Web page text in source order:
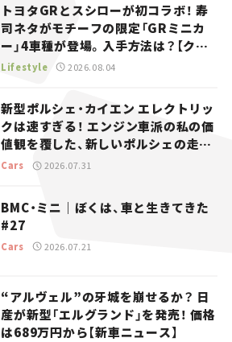
トヨタGRとスシローが初コラボ！ 寿
司ネタがモチーフの限定「GRミニカ
ー」4車種が登場。入手方法は？【クル
マとホビー】
Lifestyle 2026.08.04
新型ポルシェ・カイエン エレクトリッ
クは速すぎる！ エンジン車派の私の価
値観を覆した、新しいポルシェの走
り。
Cars 2026.07.31
BMC・ミニ｜ぼくは、車と生きてきた
#27
Cars 2026.07.21
“アルヴェル”の牙城を崩せるか？ 日
産が新型「エルグランド」を発売！ 価格
は689万円から【新車ニュース】